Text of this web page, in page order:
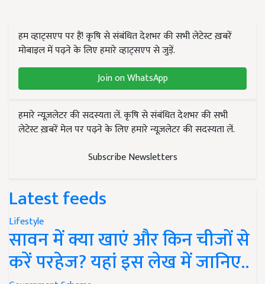
हम व्हाट्सएप पर हैं! कृषि से संबंधित देशभर की सभी लेटेस्ट ख़बरें
मोबाइल में पढ़ने के लिए हमारे व्हाट्सएप से जुड़ें.
Join on WhatsApp
हमारे न्यूज़लेटर की सदस्यता लें. कृषि से संबंधित देशभर की सभी
लेटेस्ट ख़बरें मेल पर पढ़ने के लिए हमारे न्यूज़लेटर की सदस्यता लें.
Subscribe Newsletters
Latest feeds
Lifestyle
सावन में क्या खाएं और किन चीजों से
करें परहेज? यहां इस लेख में जानिए..